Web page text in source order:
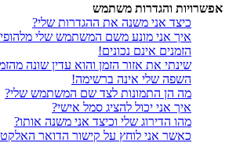
אפשרויות והגדרות משתמש
כיצד אני משנה את ההגדרות שלי?
איך אני מונע משם המשתמש שלי
הזמנים אינם נכונים!
שינתי את אזור הזמן והוא עדין שונה
השפה שלי אינה ברשימה!
מה הן התמונות לצד שם המשתמש שלי?
איך אני יכול להציג סמל אישי?
מהו הדירוג שלי וכיצד אני משנה אותו?
כאשר אני לוחץ על קישור הדואר